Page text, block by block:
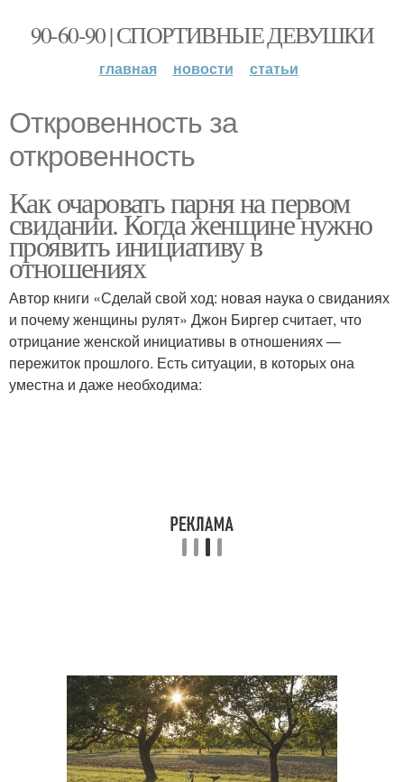
90-60-90 | СПОРТИВНЫЕ ДЕВУШКИ
главная новости статьи
Откровенность за
откровенность
Как очаровать парня на первом
свидании. Когда женщине нужно
проявить инициативу в
отношениях
Автор книги «Сделай свой ход: новая наука о свиданиях
и почему женщины рулят» Джон Биргер считает, что
отрицание женской инициативы в отношениях —
пережиток прошлого. Есть ситуации, в которых она
уместна и даже необходима: